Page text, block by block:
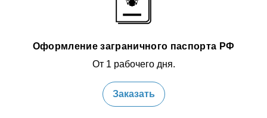
Оформление заграничного паспорта РФ
От 1 рабочего дня.
Заказать